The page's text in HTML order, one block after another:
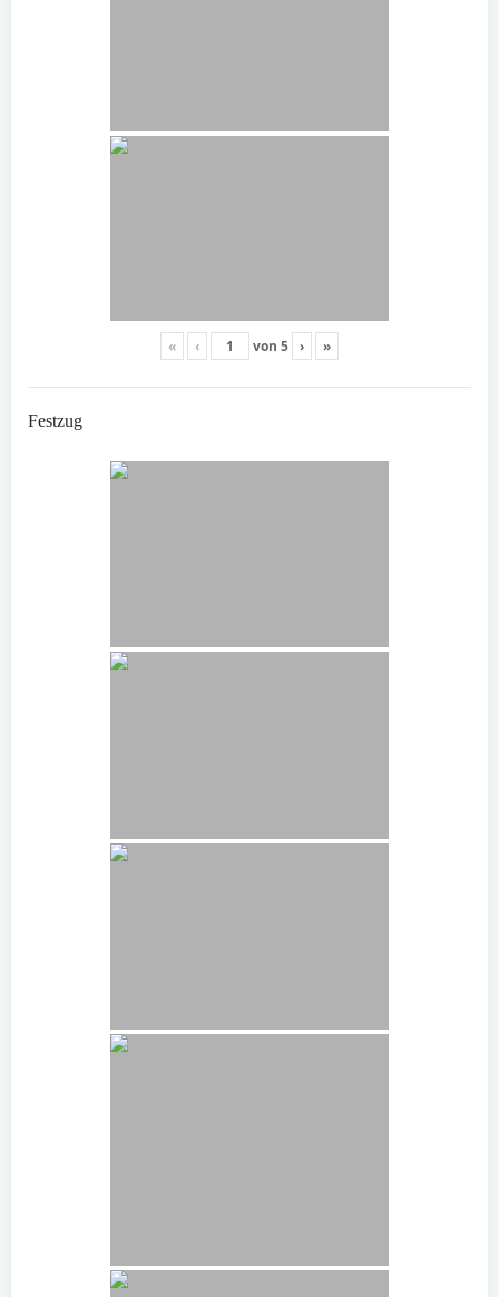
« ‹ von 5 › »
Festzug